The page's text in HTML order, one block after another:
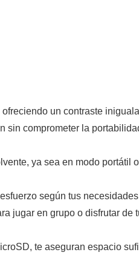
un contraste
sin comprometer la
ya sea en modo portátil
según tus
jugar en grupo o disfrutar de
te aseguran espacio